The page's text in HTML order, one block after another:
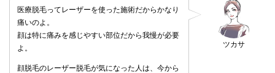
ツカサ
医療脱毛ってレーザーを使った施術だからかなり
痛いのよ。
顔は特に痛みを感じやすい部位だから我慢が必要
よ。
顔脱毛のレーザー脱毛が気になった人は、今から